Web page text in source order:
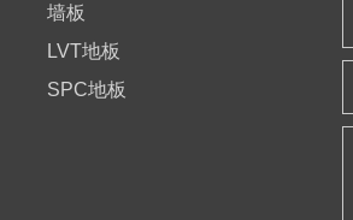
墙板
LVT地板
SPC地板